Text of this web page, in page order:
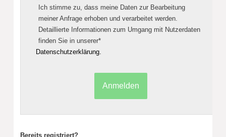
Ich stimme zu, dass meine Daten zur Bearbeitung
meiner Anfrage erhoben und verarbeitet werden.
Detaillierte Informationen zum Umgang mit Nutzerdaten
finden Sie in unserer*
Datenschutzerklärung.
Bereits registriert?